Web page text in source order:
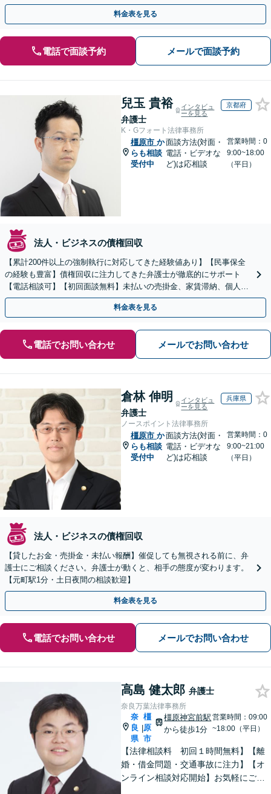
す【夜間面談可】
料金表を見る
電話で面談予約 メールで面談予約
兒玉 貴裕
弁護士
インタビュ
ーを見る
京都府
K・Gフォート法律事務所
橿原市 か
らも相談
受付中
面談方法(対面・
電話・ビデオな
ど)は応相談
営業時間：0
9:00~18:00
（平日）
法人・ビジネスの債権回収
【累計200件以上の強制執行に対応してきた経験値あり】【民事保全
の経験も豊富】債権回収に注力してきた弁護士が徹底的にサポート
【電話相談可】【初回面談無料】未払いの売掛金、家賃滞納、個人間
のお金の貸し借りなど【関西エリア対応】
料金表を見る
電話でお問い合わせ メールでお問い合わせ
倉林 伸明
弁護士
インタビュ
ーを見る
兵庫県
ノースポイント法律事務所
橿原市 か
らも相談
受付中
面談方法(対面・
電話・ビデオな
ど)は応相談
営業時間：0
9:00~21:00
（平日）
法人・ビジネスの債権回収
【貸したお金・売掛金・未払い報酬】催促しても無視される前に、弁
護士にご相談ください。弁護士が動くと、相手の態度が変わります。
【元町駅1分・土日夜間の相談歓迎】
料金表を見る
電話でお問い合わせ メールでお問い合わせ
高島 健太郎 弁護士
奈良万葉法律事務所
奈
良
県
|
橿
原
市
橿原神宮前駅
から徒歩1分
営業時間：09:00
~18:00（平日）
【法律相談料 初回１時間無料】【離
婚・借金問題・交通事故に注力】【オ
ンライン相談対応開始】お気軽にご相